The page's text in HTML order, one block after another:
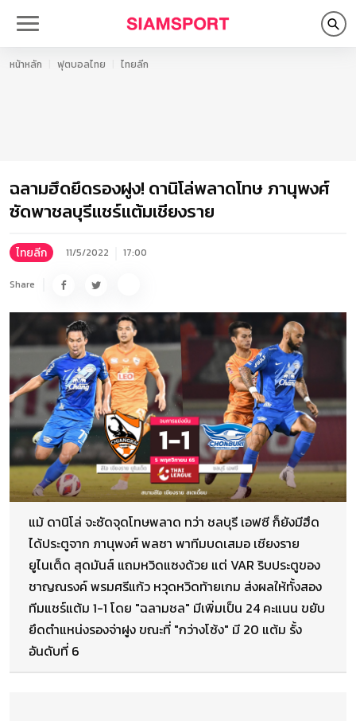
หน้าหลัก ฟุตบอลไทย ไทยลีก
ฉลามฮึดยึดรองฝูง! ดานิโล่พลาดโทษ ภานุพงศ์
ซัดพาชลบุรีแชร์แต้มเชียงราย
ไทยลีก 11/5/2022 17:00
Share
แม้ ดานิโล่ จะซัดจุดโทษพลาด ทว่า ชลบุรี เอฟซี ก็ยังมีฮึด
ได้ประตูจาก ภานุพงศ์ พลซา พาทีมบดเสมอ เชียงราย
ยูไนเต็ด สุดมันส์ แถมหวิดแซงด้วย แต่ VAR ริบประตูของ
ชาญณรงค์ พรมศรีแก้ว หวุดหวิดท้ายเกม ส่งผลให้ทั้งสอง
ทีมแชร์แต้ม 1-1 โดย "ฉลามชล" มีเพิ่มเป็น 24 คะแนน ขยับ
ยึดตำแหน่งรองจ่าฝูง ขณะที่ "กว่างโซ้ง" มี 20 แต้ม รั้ง
อันดับที่ 6